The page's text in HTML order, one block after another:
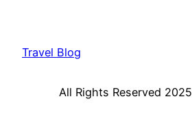
Travel Blog
All Rights Reserved 2025